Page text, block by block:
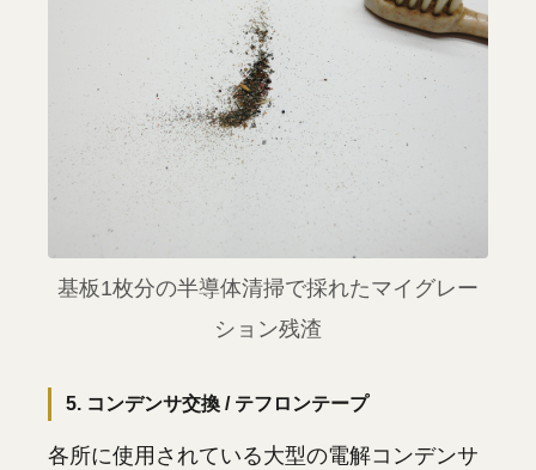
基板1枚分の半導体清掃で採れたマイグレー
ション残渣
5. コンデンサ交換 / テフロンテープ
各所に使用されている大型の電解コンデンサ